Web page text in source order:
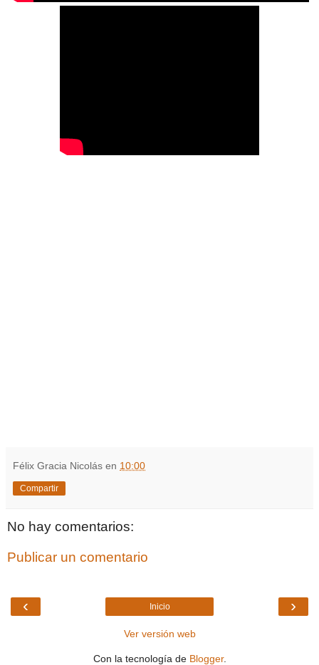
Félix Gracia Nicolás en 10:00
Compartir
No hay comentarios:
Publicar un comentario
‹ ›
Inicio
Ver versión web
Con la tecnología de Blogger.